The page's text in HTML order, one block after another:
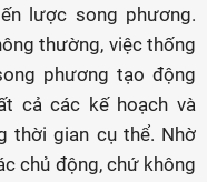
lược song phương.
thường, việc thống
phương tạo động
cả các kế hoạch và
thời gian cụ thể. Nhờ
chủ động, chứ không